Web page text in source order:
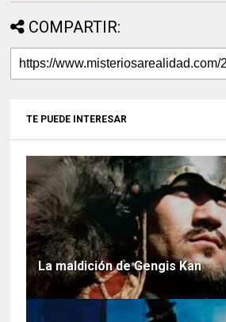
COMPARTIR:
TE PUEDE INTERESAR
La maldición de Gengis Kan